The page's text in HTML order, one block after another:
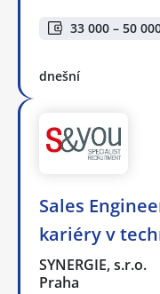
33 000 – 50
dnešní
Sales
kariéry v
SYNERGIE, s.r.o.
Praha